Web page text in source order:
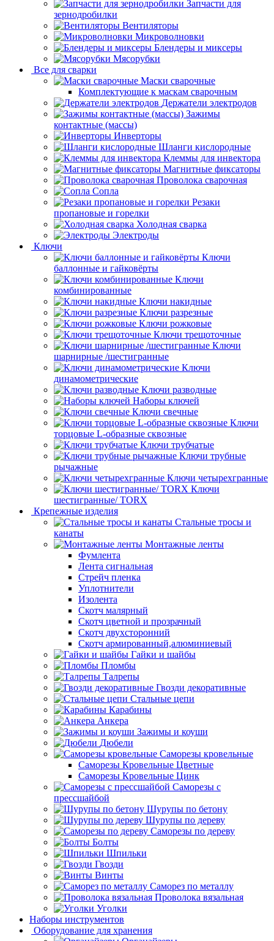
Запчасти для
зернодробилки
Вентиляторы
Микроволновки
Блендеры и миксеры
Мясорубки
Все для сварки
Маски сварочные
Комплектующие к маскам сварочным
Держатели электродов
Зажимы
контактные (массы)
Инверторы
Шланги кислородные
Клеммы для инвектора
Магнитные фиксаторы
Проволока сварочная
Сопла
Резаки
пропановые и горелки
Холодная сварка
Электроды
Ключи
Ключи
баллонные и гайковёрты
Ключи
комбинированные
Ключи накидные
Ключи разрезные
Ключи рожковые
Ключи трещоточные
Ключи
шарнирные /шестигранные
Ключи
динамометрические
Ключи разводные
Наборы ключей
Ключи свечные
Ключи
торцовые L-образные сквозные
Ключи трубчатые
Ключи трубные
рычажные
Ключи четырехгранные
Ключи
шестигранные/ TORX
Крепежные изделия
Стальные тросы и
канаты
Монтажные ленты
Фумлента
Лента сигнальная
Стрейч пленка
Уплотнители
Изолента
Скотч малярный
Скотч цветной и прозрачный
Скотч двухсторонний
Скотч армированный,алюминиевый
Гайки и шайбы
Пломбы
Талрепы
Гвозди декоративные
Стальные цепи
Карабины
Анкера
Зажимы и коуши
Дюбели
Саморезы кровельные
Саморезы Кровельные Цветные
Саморезы Кровельные Цинк
Саморезы с
прессшайбой
Шурупы по бетону
Шурупы по дереву
Саморезы по дереву
Болты
Шпильки
Гвозди
Винты
Саморез по металлу
Проволока вязальная
Уголки
Наборы инструментов
Оборудование для хранения